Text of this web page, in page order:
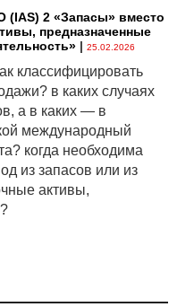
2 «Запасы» вместо
предназначенные
| 25.02.2026
классифицировать
в каких случаях
а в каких — в
международный
когда необходима
из запасов или из
активы,